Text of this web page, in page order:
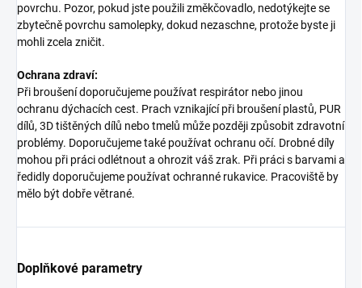
povrchu. Pozor, pokud jste použili změkčovadlo, nedotýkejte se
zbytečně povrchu samolepky, dokud nezaschne, protože byste ji
mohli zcela zničit.
Ochrana zdraví:
Při broušení doporučujeme používat respirátor nebo jinou
ochranu dýchacích cest. Prach vznikající při broušení plastů, PUR
dílů, 3D tištěných dílů nebo tmelů může později způsobit zdravotní
problémy. Doporučujeme také používat ochranu očí. Drobné díly
mohou při práci odlétnout a ohrozit váš zrak. Při práci s barvami a
ředidly doporučujeme používat ochranné rukavice. Pracoviště by
mělo být dobře větrané.
Doplňkové parametry